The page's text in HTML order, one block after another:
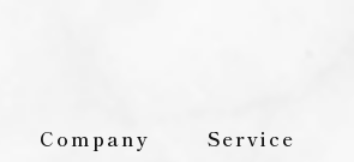
Company Service